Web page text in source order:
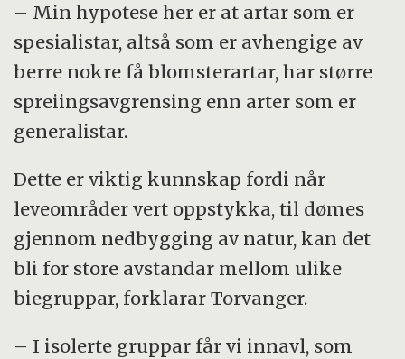
– Min hypotese her er at artar som er
spesialistar, altså som er avhengige av
berre nokre få blomsterartar, har større
spreiingsavgrensing enn arter som er
generalistar.
Dette er viktig kunnskap fordi når
leveområder vert oppstykka, til dømes
gjennom nedbygging av natur, kan det
bli for store avstandar mellom ulike
biegruppar, forklarar Torvanger.
– I isolerte gruppar får vi innavl, som